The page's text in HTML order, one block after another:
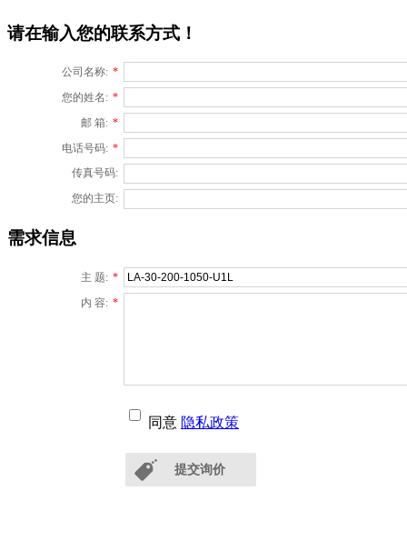
请在输入您的联系方式！
公司名称: *
您的姓名: *
邮 箱: *
电话号码: *
传真号码:
您的主页:
需求信息
主 题: *
内 容: *
同意 隐私政策